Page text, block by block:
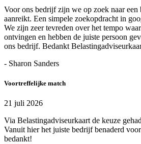
Voor ons bedrijf zijn we op zoek naar een
aanreikt. Een simpele zoekopdracht in
We zijn zeer tevreden over het tempo
ontvingen en hebben de juiste persoon
ons bedrijf. Bedankt
- Sharon Sanders
Voortreffelijke match
21 juli 2026
Via Belastingadviseurkaart de keuze
Vanuit hier het juiste bedrijf benaderd
bedankt!